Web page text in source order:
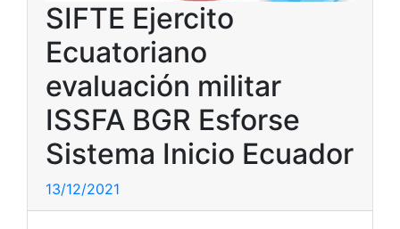
SIFTE Ejercito
Ecuatoriano
evaluación militar
ISSFA BGR Esforse
Sistema Inicio Ecuador
13/12/2021